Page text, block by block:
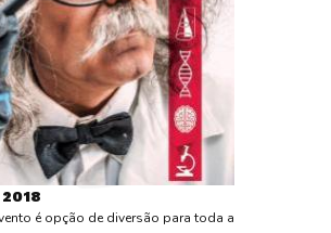
é opção de diversão para toda a